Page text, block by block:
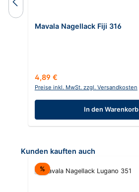
Mavala Nagellack Fiji 316
Regulärer Preis:
4,89 €
Preise inkl. MwSt. zzgl. Versandkosten
In den Warenkorb
Produktgalerie überspringen
Kunden kauften auch
%Rabatt